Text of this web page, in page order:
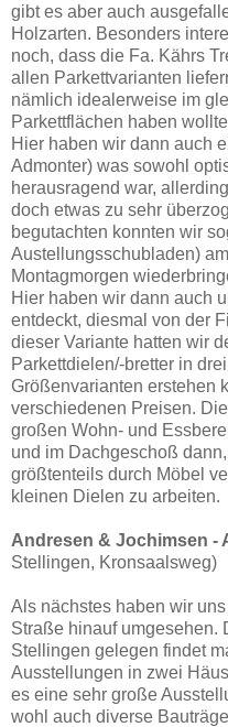
gibt es aber auch
Holzarten. Besonders
noch, dass die Fa. Kährs
allen Parkettvarianten
nämlich idealerweise im
Parkettflächen haben
Hier haben wir dann auch
Admonter) was sowohl
herausragend war,
doch etwas zu sehr
begutachten konnten wir
Austellungsschubladen)
Montagmorgen
Hier haben wir dann auch
entdeckt, diesmal von der
dieser Variante hatten wir
Parkettdielen/-bretter in
Größenvarianten erstehen
verschiedenen Preisen.
großen Wohn- und
und im Dachgeschoß
größtenteils durch Möbel
kleinen Dielen zu arbeiten.
Andresen & Jochimsen -
Stellingen, Kronsaalsweg)
Als nächstes haben wir
Straße hinauf umgesehen.
Stellingen gelegen findet
Ausstellungen in zwei
es eine sehr große
wohl auch diverse